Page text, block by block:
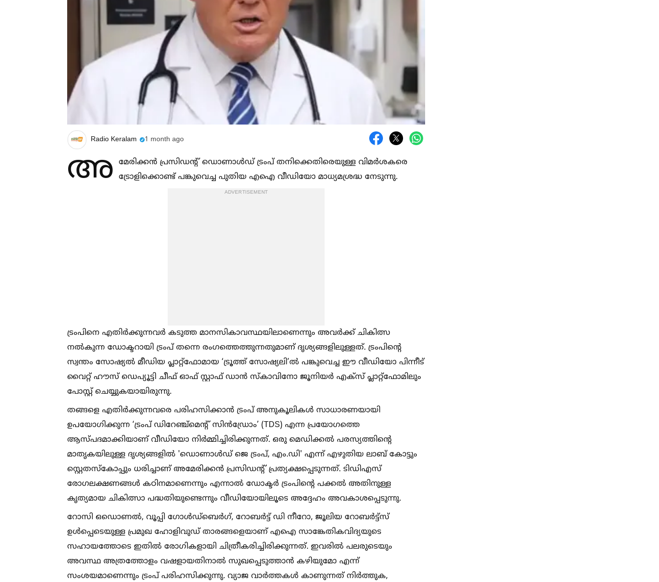
Radio Keralam 1 month ago
അ മേരിക്കൻ പ്രസിഡന്റ് ഡൊണാള്‍ഡ് ട്രംപ് തനിക്കെതിരെയുള്ള വിമർശകരെ
ട്രോളിക്കൊണ്ട് പങ്കുവെച്ച പുതിയ എഐ വീഡിയോ മാധ്യമശ്രദ്ധ നേടുന്നു.
ADVERTISEMENT
ട്രംപിനെ എതിർക്കുന്നവർ കടുത്ത മാനസികാവസ്ഥയിലാണെന്നും അവർക്ക് ചികിത്സ
നല്‍കുന്ന ഡോക്ടറായി ട്രംപ് തന്നെ രംഗത്തെത്തുന്നതുമാണ് ദൃശ്യങ്ങളിലുള്ളത്. ട്രംപിന്റെ
സ്വന്തം സോഷ്യല്‍ മീഡിയ പ്ലാറ്റ്‌ഫോമായ ‘ട്രൂത്ത് സോഷ്യലി’ല്‍ പങ്കുവെച്ച ഈ വീഡിയോ പിന്നീട്
വൈറ്റ് ഹൗസ് ഡെപ്യൂട്ടി ചീഫ് ഓഫ് സ്റ്റാഫ് ഡാൻ സ്കാവിനോ ജൂനിയർ എക്സ് പ്ലാറ്റ്‌ഫോമിലും
പോസ്റ്റ് ചെയ്യുകയായിരുന്നു.
തങ്ങളെ എതിർക്കുന്നവരെ പരിഹസിക്കാൻ ട്രംപ് അനുകൂലികള്‍ സാധാരണയായി
ഉപയോഗിക്കുന്ന ‘ട്രംപ് ഡിറേഞ്ച്മെന്റ് സിൻഡ്രോം’ (TDS) എന്ന പ്രയോഗത്തെ
ആസ്പദമാക്കിയാണ് വീഡിയോ നിർമ്മിച്ചിരിക്കുന്നത്. ഒരു മെഡിക്കല്‍ പരസ്യത്തിന്റെ
മാതൃകയിലുള്ള ദൃശ്യങ്ങളില്‍ 'ഡൊണാള്‍ഡ് ജെ ട്രംപ്, എം.ഡി' എന്ന് എഴുതിയ ലാബ് കോട്ടും
സ്റ്റെതസ്‌കോപ്പും ധരിച്ചാണ് അമേരിക്കൻ പ്രസിഡന്റ് പ്രത്യക്ഷപ്പെടുന്നത്. ടിഡിഎസ്
രോഗലക്ഷണങ്ങള്‍ കഠിനമാണെന്നും എന്നാല്‍ ഡോക്ടർ ട്രംപിന്റെ പക്കല്‍ അതിനുള്ള
കൃത്യമായ ചികിത്സാ പദ്ധതിയുണ്ടെന്നും വീഡിയോയിലൂടെ അദ്ദേഹം അവകാശപ്പെടുന്നു.
റോസി ഒഡൊണല്‍, വൂപ്പി ഗോള്‍ഡ്ബെർഗ്, റോബർട്ട് ഡി നീറോ, ജൂലിയ റോബർട്ട്സ്
ഉള്‍പ്പെടെയുള്ള പ്രമുഖ ഹോളിവുഡ് താരങ്ങളെയാണ് എഐ സാങ്കേതികവിദ്യയുടെ
സഹായത്തോടെ ഇതില്‍ രോഗികളായി ചിത്രീകരിച്ചിരിക്കുന്നത്. ഇവരില്‍ പലരുടെയും
അവസ്ഥ അത്രത്തോളം വഷളായതിനാല്‍ സുഖപ്പെടുത്താൻ കഴിയുമോ എന്ന്
സംശയമാണെന്നും ട്രംപ് പരിഹസിക്കുന്നു. വ്യാജ വാർത്തകള്‍ കാണുന്നത് നിർത്തുക,